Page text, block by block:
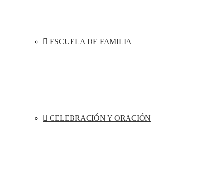
ESCUELA DE FAMILIA
CELEBRACIÓN Y ORACIÓN